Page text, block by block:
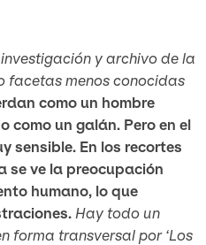
y archivo de la
facetas menos conocidas
como un hombre
como un galán. Pero en el
sensible. En los recortes
se ve la preocupación
humano, lo que
Hay todo un
forma transversal por ‘Los